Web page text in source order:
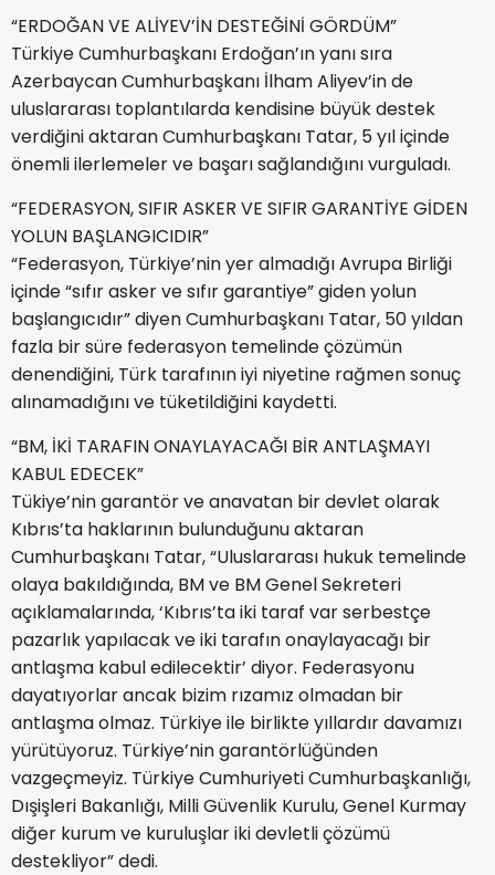
“ERDOĞAN VE ALİYEV’İN DESTEĞİNİ GÖRDÜM”
Türkiye Cumhurbaşkanı Erdoğan’ın yanı sıra
Azerbaycan Cumhurbaşkanı İlham Aliyev’in de
uluslararası toplantılarda kendisine büyük destek
verdiğini aktaran Cumhurbaşkanı Tatar, 5 yıl içinde
önemli ilerlemeler ve başarı sağlandığını vurguladı.
“FEDERASYON, SIFIR ASKER VE SIFIR GARANTİYE GİDEN
YOLUN BAŞLANGICIDIR”
“Federasyon, Türkiye’nin yer almadığı Avrupa Birliği
içinde “sıfır asker ve sıfır garantiye” giden yolun
başlangıcıdır” diyen Cumhurbaşkanı Tatar, 50 yıldan
fazla bir süre federasyon temelinde çözümün
denendiğini, Türk tarafının iyi niyetine rağmen sonuç
alınamadığını ve tüketildiğini kaydetti.
“BM, İKİ TARAFIN ONAYLAYACAĞI BİR ANTLAŞMAYI
KABUL EDECEK”
Tükiye’nin garantör ve anavatan bir devlet olarak
Kıbrıs’ta haklarının bulunduğunu aktaran
Cumhurbaşkanı Tatar, “Uluslararası hukuk temelinde
olaya bakıldığında, BM ve BM Genel Sekreteri
açıklamalarında, ‘Kıbrıs’ta iki taraf var serbestçe
pazarlık yapılacak ve iki tarafın onaylayacağı bir
antlaşma kabul edilecektir’ diyor. Federasyonu
dayatıyorlar ancak bizim rızamız olmadan bir
antlaşma olmaz. Türkiye ile birlikte yıllardır davamızı
yürütüyoruz. Türkiye’nin garantörlüğünden
vazgeçmeyiz. Türkiye Cumhuriyeti Cumhurbaşkanlığı,
Dışişleri Bakanlığı, Milli Güvenlik Kurulu, Genel Kurmay
diğer kurum ve kuruluşlar iki devletli çözümü
destekliyor” dedi.